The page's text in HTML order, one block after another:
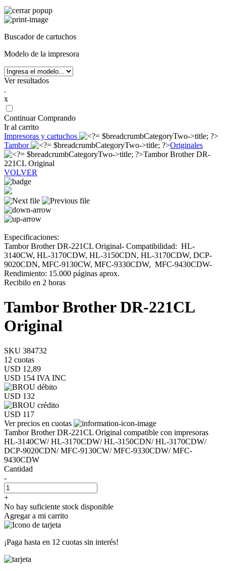
Buscador de cartuchos
Modelo de la impresora
Ver resultados
.
x
Continuar Comprando
Ir al carrito
Impresoras y cartuchos
Tambor
Originales
Tambor Brother DR-
221CL Original
VOLVER
Especificaciones:
Tambor Brother DR-221CL Original- Compatibilidad: HL-
3140CW, HL-3170CDW, HL-3150CDN, HL-3170CDW, DCP-
9020CDN, MFC-9130CW, MFC-9330CDW, MFC-9430CDW-
Rendimiento: 15.000 páginas aprox.
Recibilo en 2 horas
Tambor Brother DR-221CL
Original
SKU 384732
12 cuotas
USD 12,89
USD 154 IVA INC
USD 132
USD 117
Ver precios en cuotas
Tambor Brother DR-221CL Original compatible con impresoras
HL-3140CW/ HL-3170CDW/ HL-3150CDN/ HL-3170CDW/
DCP-9020CDN/ MFC-9130CW/ MFC-9330CDW/ MFC-
9430CDW
Cantidad
-
+
No hay suficiente stock disponible
Agregar a mi carrito
¡Paga hasta en 12 cuotas sin interés!